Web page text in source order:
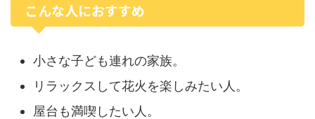
こんな人におすすめ
小さな子ども連れの家族。
リラックスして花火を楽しみたい人。
屋台も満喫したい人。